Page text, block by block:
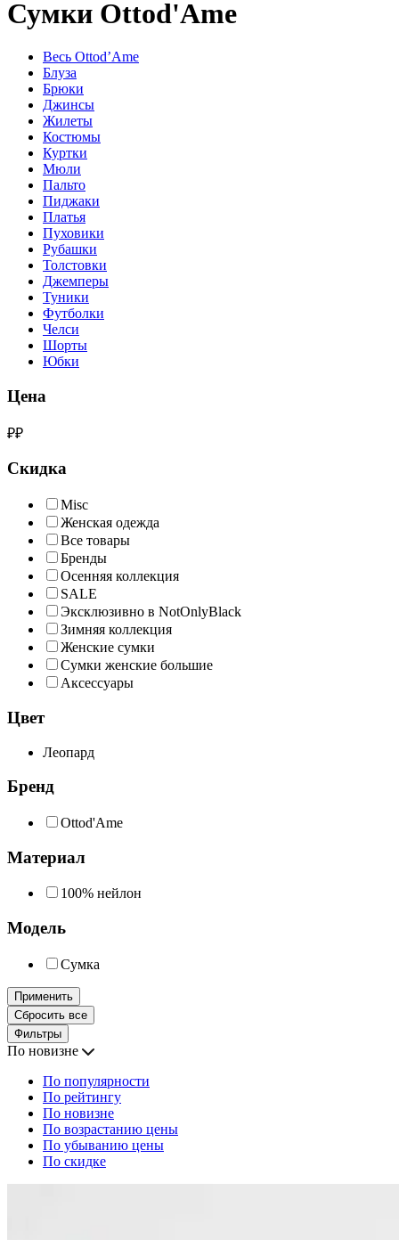
Сумки Ottod'Ame
Весь Ottod’Ame
Блуза
Брюки
Джинсы
Жилеты
Костюмы
Куртки
Мюли
Пальто
Пиджаки
Платья
Пуховики
Рубашки
Толстовки
Джемперы
Туники
Футболки
Челси
Шорты
Юбки
Цена
₽₽
Скидка
Misc
Женская одежда
Все товары
Бренды
Осенняя коллекция
SALE
Эксклюзивно в NotOnlyBlack
Зимняя коллекция
Женские сумки
Сумки женские большие
Аксессуары
Цвет
Леопард
Бренд
Ottod'Ame
Материал
100% нейлон
Модель
Сумка
Применить
Сбросить все
Фильтры
По новизне
По популярности
По рейтингу
По новизне
По возрастанию цены
По убыванию цены
По скидке